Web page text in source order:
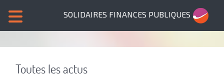
SOLIDAIRES FINANCES PUBLIQUES
Toutes les actus